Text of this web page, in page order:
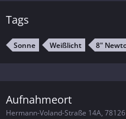
Tags
Sonne Weißlicht 8"
Aufnahmeort
Hermann-Voland-Straße 14A,